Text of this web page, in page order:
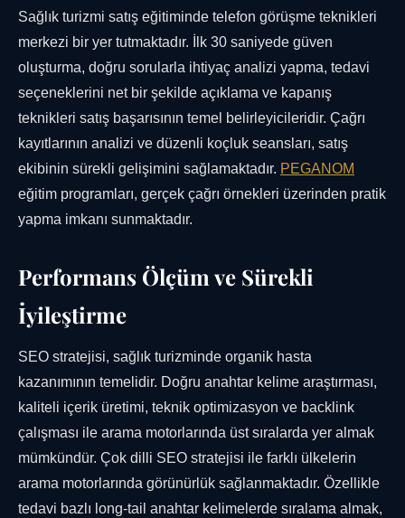
Sağlık turizmi satış eğitiminde telefon görüşme teknikleri
merkezi bir yer tutmaktadır. İlk 30 saniyede güven
oluşturma, doğru sorularla ihtiyaç analizi yapma, tedavi
seçeneklerini net bir şekilde açıklama ve kapanış
teknikleri satış başarısının temel belirleyicileridir. Çağrı
kayıtlarının analizi ve düzenli koçluk seansları, satış
ekibinin sürekli gelişimini sağlamaktadır. PEGANOM
eğitim programları, gerçek çağrı örnekleri üzerinden pratik
yapma imkanı sunmaktadır.
Performans Ölçüm ve Sürekli
İyileştirme
SEO stratejisi, sağlık turizminde organik hasta
kazanımının temelidir. Doğru anahtar kelime araştırması,
kaliteli içerik üretimi, teknik optimizasyon ve backlink
çalışması ile arama motorlarında üst sıralarda yer almak
mümkündür. Çok dilli SEO stratejisi ile farklı ülkelerin
arama motorlarında görünürlük sağlanmaktadır. Özellikle
tedavi bazlı long-tail anahtar kelimelerde sıralama almak,